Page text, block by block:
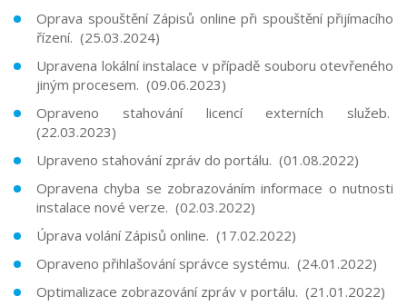
Oprava spouštění Zápisů online při spouštění přijímacího
řízení. (25.03.2024)
Upravena lokální instalace v případě souboru otevřeného
jiným procesem. (09.06.2023)
Opraveno stahování licencí externích služeb.
(22.03.2023)
Upraveno stahování zpráv do portálu. (01.08.2022)
Opravena chyba se zobrazováním informace o nutnosti
instalace nové verze. (02.03.2022)
Úprava volání Zápisů online. (17.02.2022)
Opraveno přihlašování správce systému. (24.01.2022)
Optimalizace zobrazování zpráv v portálu. (21.01.2022)